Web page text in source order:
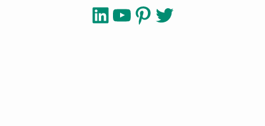
LinkedIn
YouTube
Pinterest
Twitter